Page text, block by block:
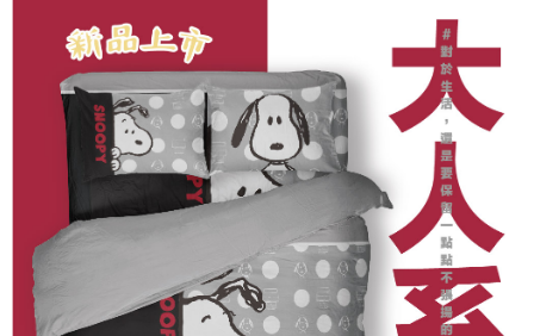
２．訂單成立數日內，您將收到繳費通知簡訊。
３．收到繳費通知簡訊後14天內，點擊此簡訊中的連結，可透過四大超商／
ATM／網路銀行／等多元方式進行付款，方視為交易完成。
※ 請注意：結帳手續完成當下不需立刻繳費，但若您需要取消訂單，請聯絡
購買商品的店家。未經商家同意取消之訂單仍視為有效，需透過AFTEE先享
後付繳納相關費用。
※ 交易是否成功請以「AFTEE先享後付 」之結帳頁面顯示為準，若有關於
是否繳費成功／繳費後需取消欲退款等相關疑問，請聯繫「AFTEE先享後付
客戶支援中心」
https://netprotections.freshdesk.com/support/home
【注意事項】
１．透過由恩沛科技股份有限公司提供之「AFTEE先享後付」服務完成之交
易，需依本服務之必要範圍內提供個人資料，並將交易相關給付款項請求債
權轉讓予恩沛科技股份有限公司。
２．關於個人資料處理事宜，請瀏覽以下網址：
每筆NT$500
付款後7-11取貨
每筆NT$80，滿NT$2,000(含以上)免運費
每筆NT$100，滿NT$3,000(含以上)免運費